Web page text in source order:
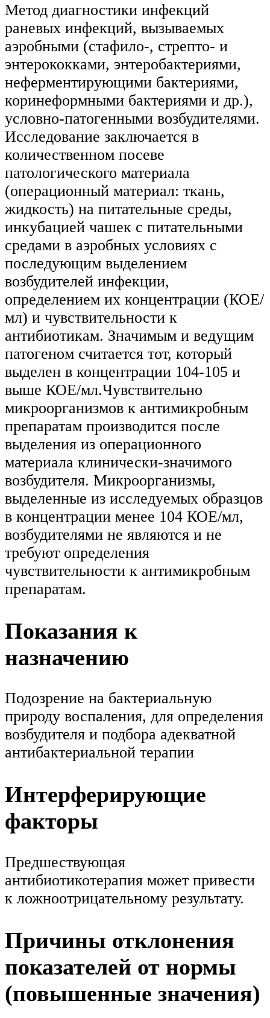
Метод диагностики инфекций
раневых инфекций, вызываемых
аэробными (стафило-, стрепто- и
энтерококками, энтеробактериями,
неферментирующими бактериями,
коринеформными бактериями и др.),
условно-патогенными возбудителями.
Исследование заключается в
количественном посеве
патологического материала
(операционный материал: ткань,
жидкость) на питательные среды,
инкубацией чашек с питательными
средами в аэробных условиях с
последующим выделением
возбудителей инфекции,
определением их концентрации (КОЕ/
мл) и чувствительности к
антибиотикам. Значимым и ведущим
патогеном считается тот, который
выделен в концентрации 104-105 и
выше КОЕ/мл.Чувствительно
микроорганизмов к антимикробным
препаратам производится после
выделения из операционного
материала клинически-значимого
возбудителя. Микроорганизмы,
выделенные из исследуемых образцов
в концентрации менее 104 КОЕ/мл,
возбудителями не являются и не
требуют определения
чувствительности к антимикробным
препаратам.
Показания к
назначению
Подозрение на бактериальную
природу воспаления, для определения
возбудителя и подбора адекватной
антибактериальной терапии
Интерферирующие
факторы
Предшествующая
антибиотикотерапия может привести
к ложноотрицательному результату.
Причины отклонения
показателей от нормы
(повышенные значения)